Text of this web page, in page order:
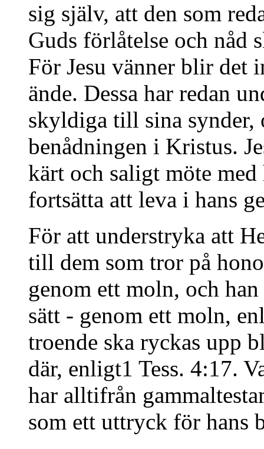
sig själv, att den som
Guds förlåtelse och nåd
För Jesu vänner blir det
ände. Dessa har redan
skyldiga till sina synder,
benådningen i Kristus.
kärt och saligt möte
fortsätta att leva i hans
För att understryka att
till dem som tror på
genom ett moln, och
sätt - genom ett moln,
troende ska ryckas upp
där, enligt1 Tess. 4:17.
har alltifrån
som ett uttryck för hans